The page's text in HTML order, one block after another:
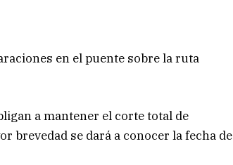
en el puente sobre la ruta
a mantener el corte total de
brevedad se dará a conocer la fecha de